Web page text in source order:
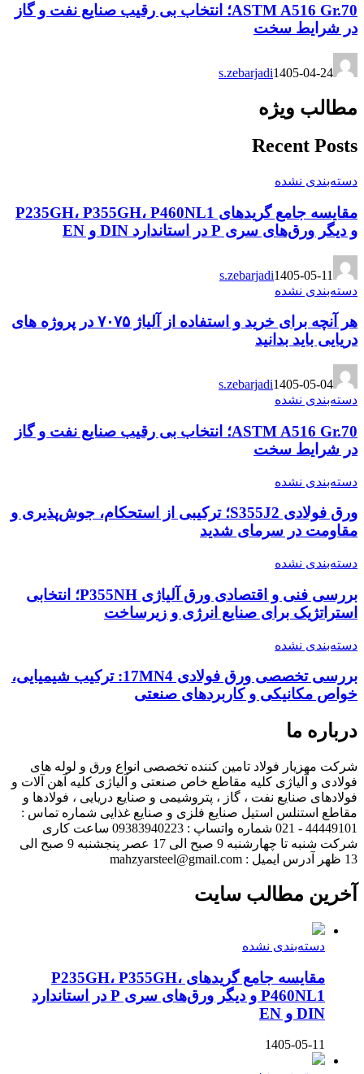
ASTM A516 Gr.70؛ انتخاب بی رقیب صنایع نفت و گاز
در شرایط سخت
s.zebarjadi1405-04-24
مطالب ویژه
Recent Posts
دسته‌بندی نشده
مقایسه جامع گریدهای P235GH، P355GH، P460NL1
و دیگر ورق‌های سری P در استاندارد DIN و EN
s.zebarjadi1405-05-11
دسته‌بندی نشده
هر آنچه برای خرید و استفاده از آلیاژ ۷۰۷۵ در پروژه های
دریایی باید بدانید
s.zebarjadi1405-05-04
دسته‌بندی نشده
ASTM A516 Gr.70؛ انتخاب بی رقیب صنایع نفت و گاز
در شرایط سخت
دسته‌بندی نشده
ورق فولادی S355J2؛ ترکیبی از استحکام، جوش‌پذیری و
مقاومت در سرمای شدید
دسته‌بندی نشده
بررسی فنی و اقتصادی ورق آلیاژی P355NH؛ انتخابی
استراتژیک برای صنایع انرژی و زیرساخت
دسته‌بندی نشده
بررسی تخصصی ورق فولادی 17MN4: ترکیب شیمیایی،
خواص مکانیکی و کاربردهای صنعتی
درباره ما
شرکت مهزیار فولاد تامین کننده تخصصی انواع ورق و لوله های
فولادی و آلیاژی کلیه مقاطع خاص صنعتی و آلیاژی کلیه آهن آلات و
فولادهای صنایع نفت ، گاز ، پتروشیمی و صنایع دریایی ، فولادها و
مقاطع استنلس استیل صنایع فلزی و صنایع غذایی شماره تماس :
44449101 - 021 شماره واتساپ : 09383940223 ساعت کاری
شرکت شنبه تا چهارشنبه 9 صبح الی 17 عصر پنجشنبه 9 صبح الی
13 ظهر آدرس ایمیل : mahzyarsteel@gmail.com
آخرین مطالب سایت
دسته‌بندی نشده
مقایسه جامع گریدهای P235GH، P355GH،
P460NL1 و دیگر ورق‌های سری P در استاندارد
DIN و EN
1405-05-11